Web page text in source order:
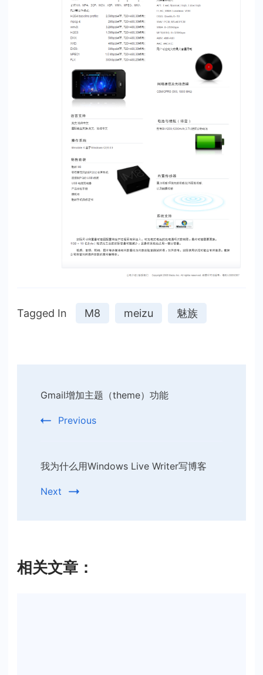
Tagged In M8 meizu 魅族
Navigation
Gmail增加主题（theme）功能
Previous
我为什么用Windows Live Writer写博客
Next
相关文章：